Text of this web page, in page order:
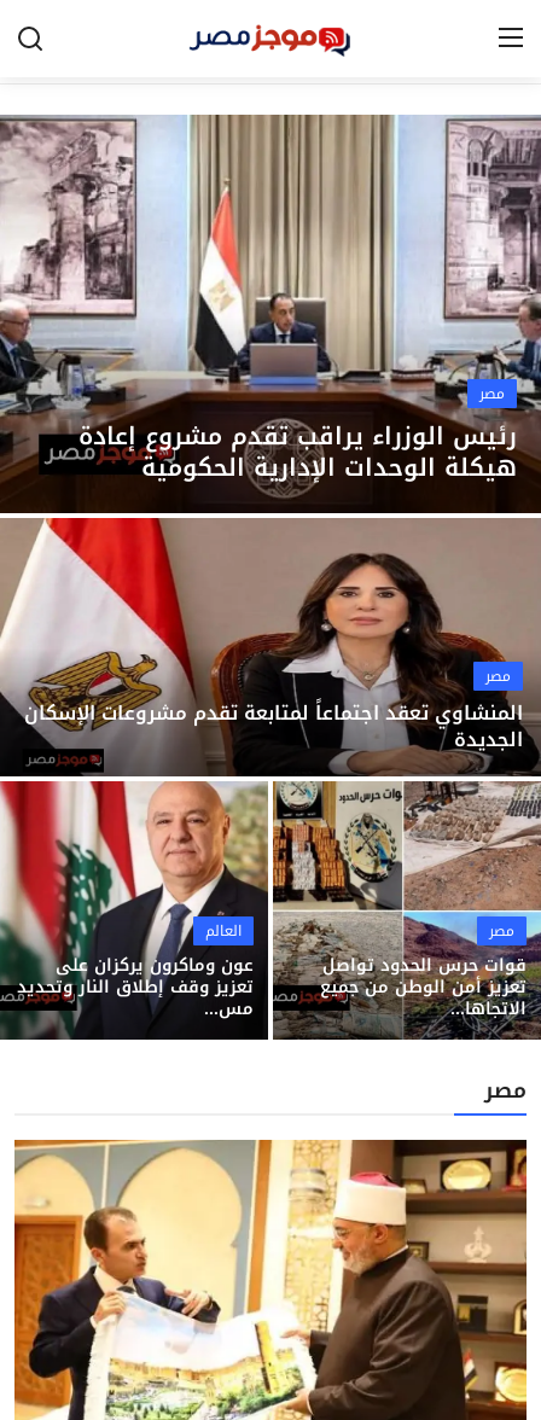
الرئيسية
مصر
الخليج
العالم
الرياضة
اقتصاد
تكنولوجيا
التعليم
منوعات
مصر
رئيس الوزراء يراقب تقدم مشروع إعادة
هيكلة الوحدات الإدارية الحكومية
مصر
المنشاوي تعقد اجتماعاً لمتابعة تقدم مشروعات الإسكان
الجديدة
مصر
قوات حرس الحدود تواصل
تعزيز أمن الوطن من جميع
الاتجاها...
العالم
عون وماكرون يركزان على
تعزيز وقف إطلاق النار وتحديد
مس...
مصر